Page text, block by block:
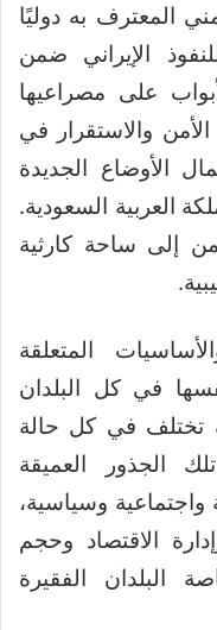
المعترف به دوليًا
الإيراني ضمن
على مصراعيها
والاستقرار في
الأوضاع الجديدة
العربية السعودية.
إلى ساحة كارثية
المتعلقة
في كل البلدان
تختلف في كل حالة
الجذور العميقة
وسياسية،
الاقتصاد وحجم
البلدان الفقيرة